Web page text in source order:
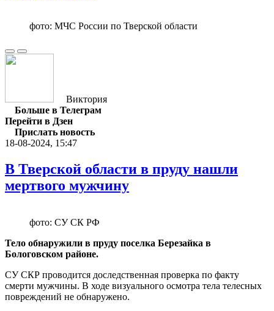
фото: МЧС России по Тверской области
Виктория
Больше в Телеграм
Перейти в Дзен
Прислать новость
18-08-2024, 15:47
В Тверской области в пруду нашли
мертвого мужчину
фото: СУ СК РФ
Тело обнаружили в пруду поселка Березайка в
Бологовском районе.
СУ СКР проводится доследственная проверка по факту
смерти мужчины. В ходе визуального осмотра тела телесных
повреждений не обнаружено.